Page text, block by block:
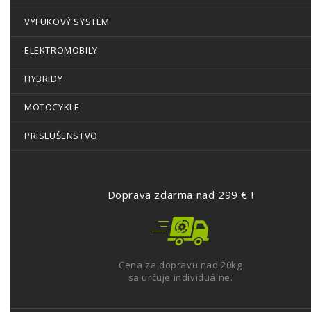
VÝFUKOVÝ SYSTÉM
ELEKTROMOBILY
HYBRIDY
MOTOCYKLE
PRÍSLUŠENSTVO
Doprava zdarma nad 299 € !
Cena za dopravu nad 20kg
sa určuje individuálne.